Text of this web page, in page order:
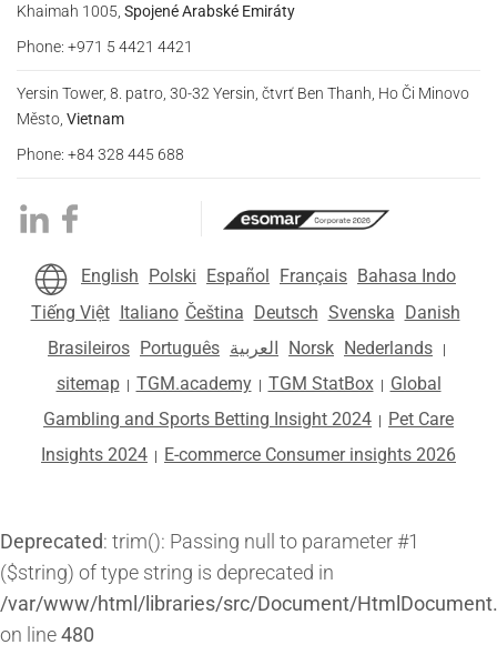
Khaimah 1005, Spojené Arabské Emiráty
Phone: +971 5 4421 4421
Yersin Tower, 8. patro, 30-32 Yersin, čtvrť Ben Thanh, Ho Či Minovo
Město, Vietnam
Phone: +84 328 445 688
English Polski Español Français Bahasa Indo
Tiếng Việt
Italiano Čeština Deutsch Svenska
Danish
Brasileiros Português العربية Norsk Nederlands
sitemap TGM.academy TGM StatBox
Global
Gambling and Sports Betting Insight 2024
Pet Care
Insights 2024
E-commerce Consumer insights 2026
Deprecated: trim(): Passing null to parameter #1
($string) of type string is deprecated in
/var/www/html/libraries/src/Document/
on line480